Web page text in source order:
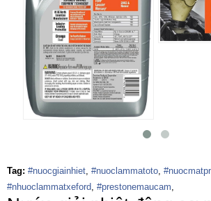
Tag: #nuocgiainhiet #nuoclammatoto
#nhuoclammatxeford #prestonemaucam